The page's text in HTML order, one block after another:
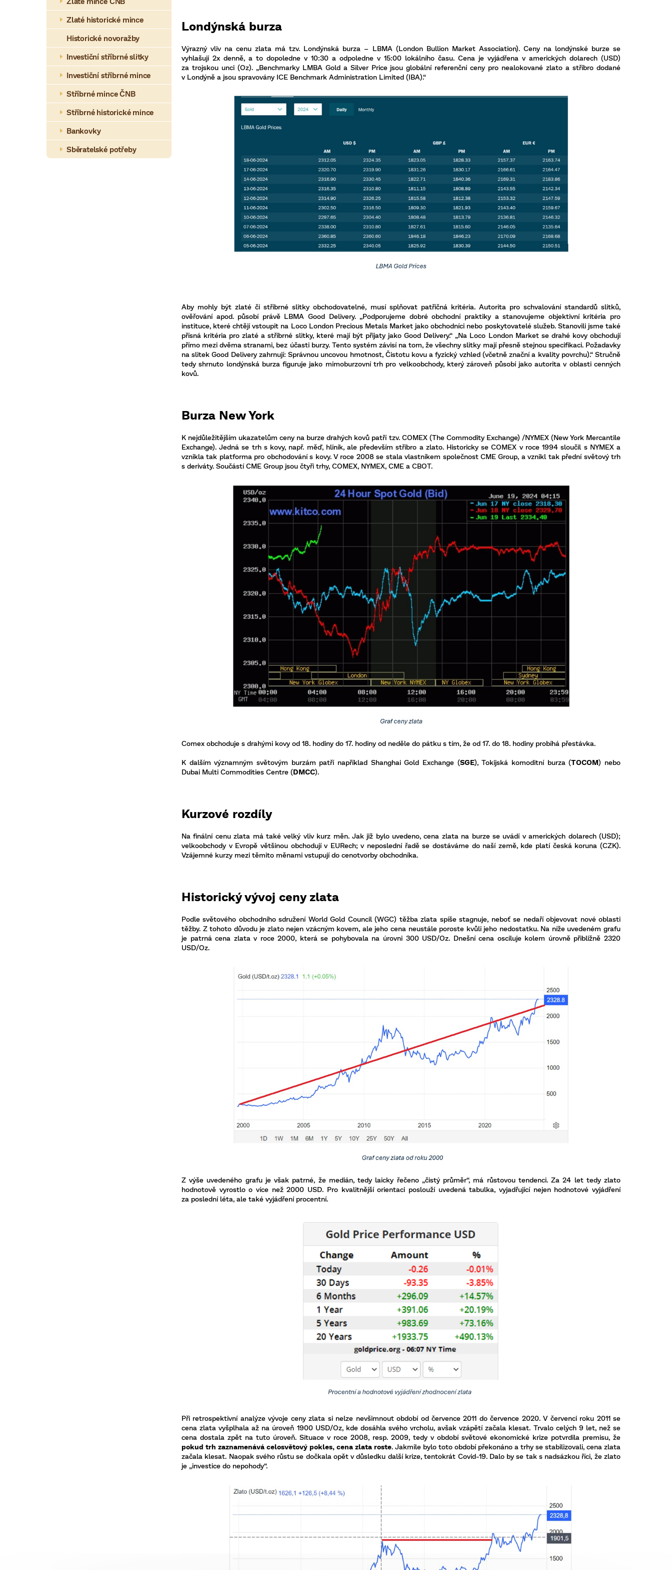
a
n
e
Zlaté historické mince
Historické novoražby
Investiční stříbrné slitky
Investiční stříbrné mince
Stříbrné mince ČNB
Stříbrné historické mince
Bankovky
Sběratelské potřeby
Londýnská burza
Výrazný vliv na cenu zlata má tzv. Londýnská burza – LBMA (London Bullion Market Association). Ceny na londýnské burze se
vyhlašují 2x denně, a to dopoledne v 10:30 a odpoledne v 15:00 lokálního času. Cena je vyjádřena v amerických dolarech (USD)
za trojskou unci (Oz). „Benchmarky LMBA Gold a Silver Price jsou globální referenční ceny pro nealokované zlato a stříbro dodané
v Londýně a jsou spravovány ICE Benchmark Administration Limited (IBA).“
Aby mohly být zlaté či stříbrné slitky obchodovatelné, musí splňovat patřičná kritéria. Autorita pro schvalování standardů slitků,
ověřování apod. působí právě LBMA Good Delivery. „Podporujeme dobré obchodní praktiky a stanovujeme objektivní kritéria pro
instituce, které chtějí vstoupit na Loco London Precious Metals Market jako obchodníci nebo poskytovatelé služeb. Stanovili jsme také
přísná kritéria pro zlaté a stříbrné slitky, které mají být přijaty jako Good Delivery.“ „Na Loco London Market se drahé kovy obchodují
přímo mezi dvěma stranami, bez účasti burzy. Tento systém závisí na tom, že všechny slitky mají přesně stejnou specifikaci. Požadavky
na slitek Good Delivery zahrnují: Správnou uncovou hmotnost, Čistotu kovu a fyzický vzhled (včetně znační a kvality povrchu).“ Stručně
tedy shrnuto londýnská burza figuruje jako mimoburzovní trh pro velkoobchody, který zároveň působí jako autorita v oblasti cenných
kovů.
Burza New York
K nejdůležitějším ukazatelům ceny na burze drahých kovů patří tzv. COMEX (The Commodity Exchange) /NYMEX (New York Mercantile
Exchange). Jedná se trh s kovy, např. měď, hliník, ale především stříbro a zlato. Historicky se COMEX v roce 1994 sloučil s NYMEX a
vznikla tak platforma pro obchodování s kovy. V roce 2008 se stala vlastníkem společnost CME Group, a vznikl tak přední světový trh
s deriváty. Součástí CME Group jsou čtyři trhy, COMEX, NYMEX, CME a CBOT.
Comex obchoduje s drahými kovy od 18. hodiny do 17. hodiny od neděle do pátku s tím, že od 17. do 18. hodiny probíhá přestávka.
K dalším významným světovým burzám patří například Shanghai Gold Exchange (SGE), Tokijská komoditní burza (TOCOM) nebo
Dubai Multi Commodities Centre (DMCC).
Kurzové rozdíly
Na finální cenu zlata má také velký vliv kurz měn. Jak již bylo uvedeno, cena zlata na burze se uvádí v amerických dolarech (USD);
velkoobchody v Evropě většinou obchodují v EURech; v neposlední řadě se dostáváme do naší země, kde platí česká koruna (CZK).
Vzájemné kurzy mezi těmito měnami vstupují do cenotvorby obchodníka.
Historický vývoj ceny zlata
Podle světového obchodního sdružení World Gold Council (WGC) těžba zlata spíše stagnuje, neboť se nedaří objevovat nové oblasti
těžby. Z tohoto důvodu je zlato nejen vzácným kovem, ale jeho cena neustále poroste kvůli jeho nedostatku. Na níže uvedeném grafu
je patrná cena zlata v roce 2000, která se pohybovala na úrovni 300 USD/Oz. Dnešní cena osciluje kolem úrovně přibližně 2320
USD/Oz.
Z výše uvedeného grafu je však patrné, že medián, tedy laicky řečeno „čistý průměr“, má růstovou tendenci. Za 24 let tedy zlato
hodnotově vyrostlo o více než 2000 USD. Pro kvalitnější orientaci poslouží uvedená tabulka, vyjadřující nejen hodnotové vyjádření
za poslední léta, ale také vyjádření procentní.
Při retrospektivní analýze vývoje ceny zlata si nelze nevšimnout období od července 2011 do července 2020. V červenci roku 2011 se
cena zlata vyšplhala až na úroveň 1900 USD/Oz, kde dosáhla svého vrcholu, avšak vzápětí začala klesat. Trvalo celých 9 let, než se
cena dostala zpět na tuto úroveň. Situace v roce 2008, resp. 2009, tedy v období světové ekonomické krize potvrdila premisu, že
pokud trh zaznamenává celosvětový pokles, cena zlata roste. Jakmile bylo toto období překonáno a trhy se stabilizovali, cena zlata
začala klesat. Naopak svého růstu se dočkala opět v důsledku další krize, tentokrát Covid-19. Dalo by se tak s nadsázkou říci, že zlato
je „investice do nepohody“.